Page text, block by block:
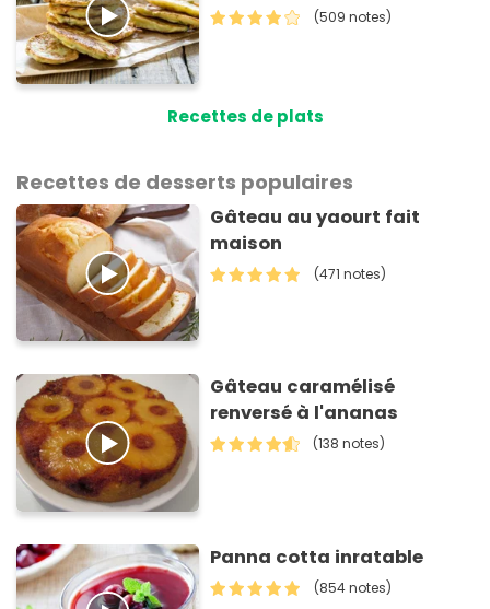
(509 notes)
Recettes de plats
Recettes de desserts populaires
Gâteau au yaourt fait
maison
(471 notes)
Gâteau caramélisé
renversé à l'ananas
(138 notes)
Panna cotta inratable
(854 notes)